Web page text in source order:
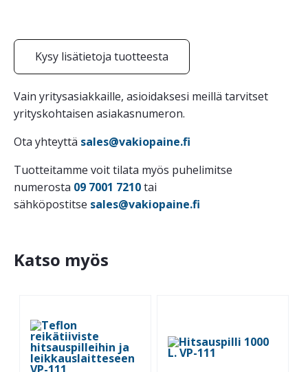
Kysy lisätietoja tuotteesta
Vain yritysasiakkaille, asioidaksesi meillä tarvitset
yrityskohtaisen asiakasnumeron.
Ota yhteyttä sales@vakiopaine.fi
Tuotteitamme voit tilata myös puhelimitse
numerosta 09 7001 7210tai
sähköpostitse sales@vakiopaine.fi
Katso myös